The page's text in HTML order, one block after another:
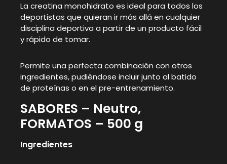
La creatina monohidrato es ideal para todos los
deportistas que quieran ir más allá en cualquier
disciplina deportiva a partir de un producto fácil
y rápido de tomar.
Permite una perfecta combinación con otros
ingredientes, pudiéndose incluir junto al batido
de proteínas o en el pre-entrenamiento.
SABORES – Neutro,
FORMATOS – 500 g
Ingredientes